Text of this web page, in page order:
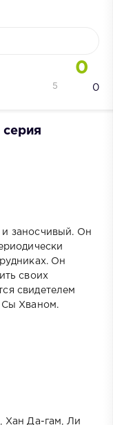
0
0
5
серия
заносчивый. Он
Он
своих
свидетелем
Сы Хваном.
Да-гам, Ли